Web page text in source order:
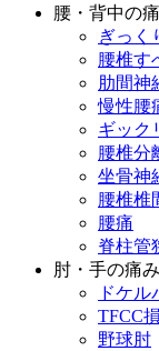
腰・背中の
ぎっく
腰椎す
肋間神
慢性腰
ギック
腰椎分
坐骨神
腰椎椎
腰痛
脊柱管
肘・手の痛
ドケル
TFCC
野球肘